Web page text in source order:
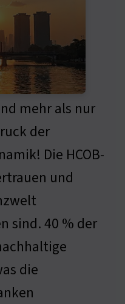
mehr als nur
der
Die HCOB-
und
sind. 40 % der
die